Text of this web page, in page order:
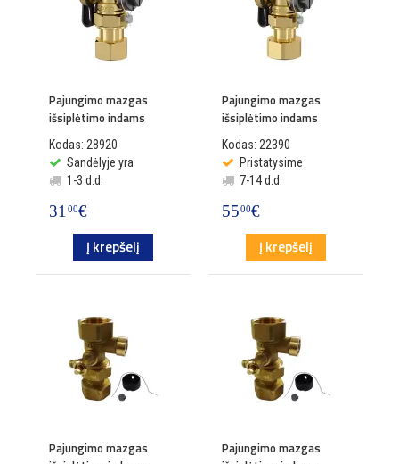
Pajungimo mazgas
išsiplėtimo indams
Kodas: 28920
Sandėlyje yra
1-3 d.d.
3100€
Į krepšelį
Pajungimo mazgas
išsiplėtimo indams
Kodas: 22390
Pristatysime
7-14 d.d.
5500€
Į krepšelį
Pajungimo mazgas
Pajungimo mazgas